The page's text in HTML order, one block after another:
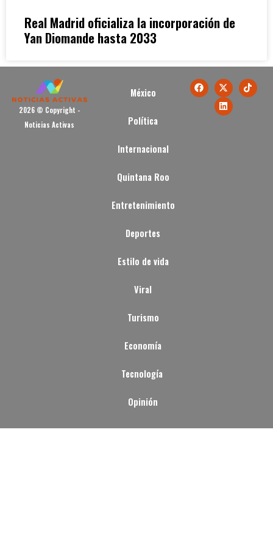
Real Madrid oficializa la incorporación de
Yan Diomande hasta 2033
2026 © Copyright -
Noticias Activas
México
Política
Internacional
Quintana Roo
Entretenimiento
Deportes
Estilo de vida
Viral
Turismo
Economía
Tecnología
Opinión